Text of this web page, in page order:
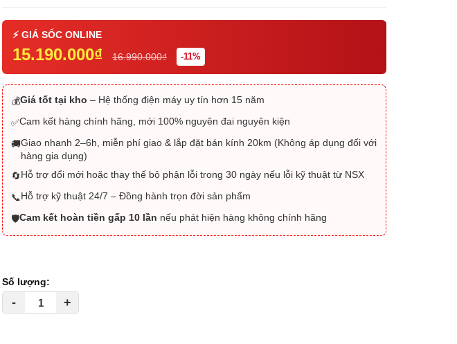
15.190.000₫ 16.990.000₫ -11%
💰Giá tốt tại kho – Hệ thống điện máy uy tín hơn 15 năm
✅Cam kết hàng chính hãng, mới 100% nguyên đai nguyên kiện
🚚Giao nhanh 2–6h, miễn phí giao & lắp đặt bán kính 20km (Không áp dụng đối với
hàng gia dụng)
🔄Hỗ trợ đổi mới hoặc thay thế bộ phận lỗi trong 30 ngày nếu lỗi kỹ thuật từ NSX
📞Hỗ trợ kỹ thuật 24/7 – Đồng hành trọn đời sản phẩm
🛡️Cam kết hoàn tiền gấp 10 lần nếu phát hiện hàng không chính hãng
Số lượng:
- +